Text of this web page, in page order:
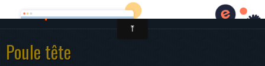
Cirque Pouce
Poule tête